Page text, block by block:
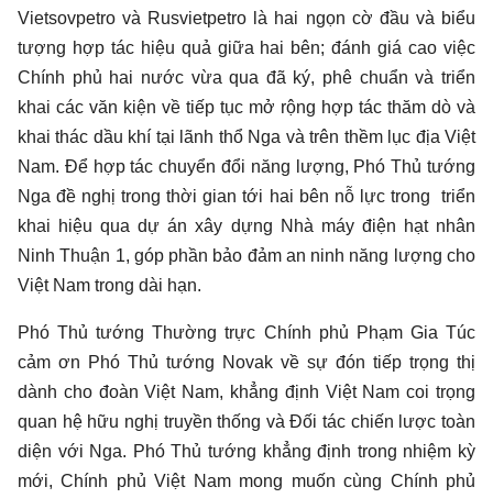
Vietsovpetro và Rusvietpetro là hai ngọn cờ đầu và biểu
tượng hợp tác hiệu quả giữa hai bên; đánh giá cao việc
Chính phủ hai nước vừa qua đã ký, phê chuẩn và triển
khai các văn kiện về tiếp tục mở rộng hợp tác thăm dò và
khai thác dầu khí tại lãnh thổ Nga và trên thềm lục địa Việt
Nam. Để hợp tác chuyển đổi năng lượng, Phó Thủ tướng
Nga đề nghị trong thời gian tới hai bên nỗ lực trong triển
khai hiệu qua dự án xây dựng Nhà máy điện hạt nhân
Ninh Thuận 1, góp phần bảo đảm an ninh năng lượng cho
Việt Nam trong dài hạn.
Phó Thủ tướng Thường trực Chính phủ Phạm Gia Túc
cảm ơn Phó Thủ tướng Novak về sự đón tiếp trọng thị
dành cho đoàn Việt Nam, khẳng định Việt Nam coi trọng
quan hệ hữu nghị truyền thống và Đối tác chiến lược toàn
diện với Nga. Phó Thủ tướng khẳng định trong nhiệm kỳ
mới, Chính phủ Việt Nam mong muốn cùng Chính phủ